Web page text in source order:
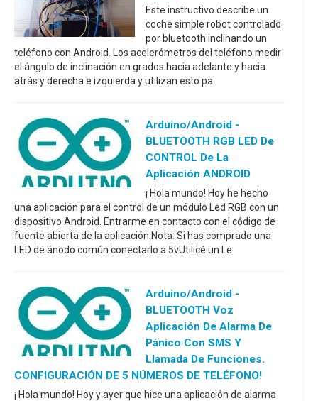
Este instructivo describe un
coche simple robot controlado
por bluetooth inclinando un
teléfono con Android. Los acelerómetros del teléfono medir
el ángulo de inclinación en grados hacia adelante y hacia
atrás y derecha e izquierda y utilizan esto pa
Arduino/Android -
BLUETOOTH RGB LED De
CONTROL De La
Aplicación ANDROID
¡ Hola mundo! Hoy he hecho
una aplicación para el control de un módulo Led RGB con un
dispositivo Android. Entrarme en contacto con el código de
fuente abierta de la aplicación.Nota: Si has comprado una
LED de ánodo común conectarlo a 5vUtilicé un Le
Arduino/Android -
BLUETOOTH Voz
Aplicación De Alarma De
Pánico Con SMS Y
Llamada De Funciones.
CONFIGURACIÓN DE 5 NÚMEROS DE TELÉFONO!
¡ Hola mundo! Hoy y ayer que hice una aplicación de alarma